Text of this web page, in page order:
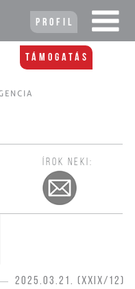
Profil
Támogatás
ÍROK NEKI:
2025.03.21. (XXIX/12)